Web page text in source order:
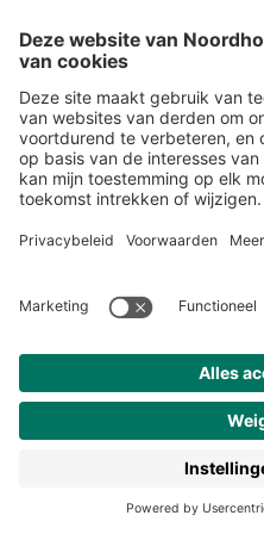
START
Meer over Noordhoff
Contact